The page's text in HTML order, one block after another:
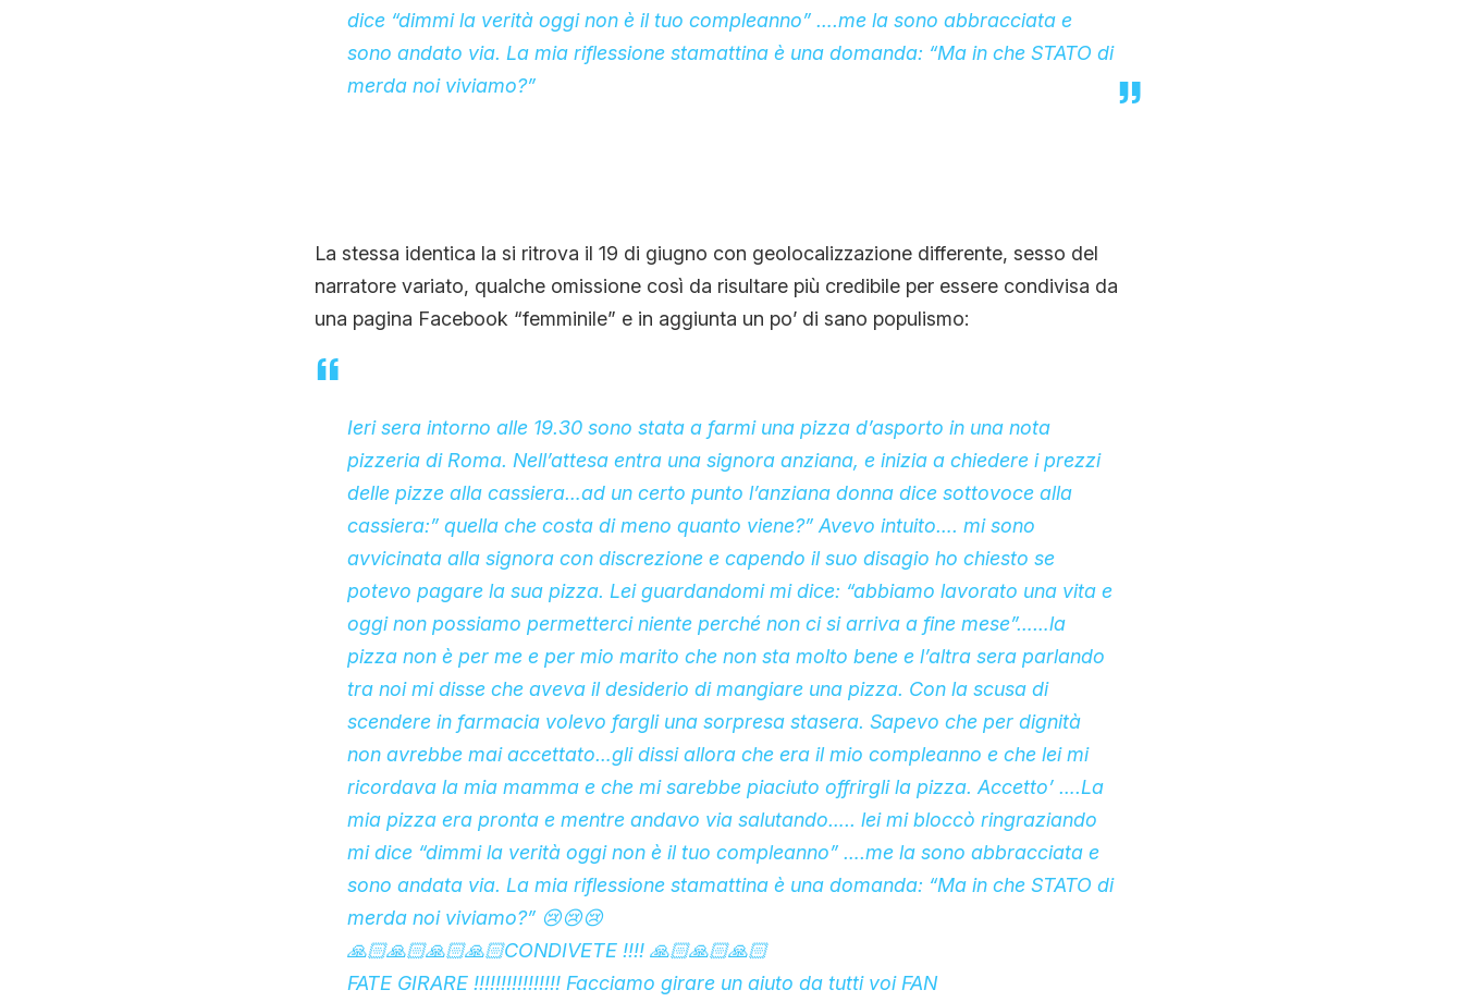
dice “dimmi la verità oggi non è il tuo compleanno” ….me la sono abbracciata e
sono andato via. La mia riflessione stamattina è una domanda: “Ma in che STATO di
merda noi viviamo?”
La stessa identica la si ritrova il 19 di giugno con geolocalizzazione differente, sesso del
narratore variato, qualche omissione così da risultare più credibile per essere condivisa da
una pagina Facebook “femminile” e in aggiunta un po’ di sano populismo:
Ieri sera intorno alle 19.30 sono stata a farmi una pizza d’asporto in una nota
pizzeria di Roma. Nell’attesa entra una signora anziana, e inizia a chiedere i prezzi
delle pizze alla cassiera…ad un certo punto l’anziana donna dice sottovoce alla
cassiera:” quella che costa di meno quanto viene?” Avevo intuito…. mi sono
avvicinata alla signora con discrezione e capendo il suo disagio ho chiesto se
potevo pagare la sua pizza. Lei guardandomi mi dice: “abbiamo lavorato una vita e
oggi non possiamo permetterci niente perché non ci si arriva a fine mese”……la
pizza non è per me e per mio marito che non sta molto bene e l’altra sera parlando
tra noi mi disse che aveva il desiderio di mangiare una pizza. Con la scusa di
scendere in farmacia volevo fargli una sorpresa stasera. Sapevo che per dignità
non avrebbe mai accettato…gli dissi allora che era il mio compleanno e che lei mi
ricordava la mia mamma e che mi sarebbe piaciuto offrirgli la pizza. Accetto’ ….La
mia pizza era pronta e mentre andavo via salutando….. lei mi bloccò ringraziando
mi dice “dimmi la verità oggi non è il tuo compleanno” ….me la sono abbracciata e
sono andata via. La mia riflessione stamattina è una domanda: “Ma in che STATO di
merda noi viviamo?” 😢😢😢
🙏🏻🙏🏻🙏🏻🙏🏻CONDIVETE !!!! 🙏🏻🙏🏻🙏🏻
FATE GIRARE !!!!!!!!!!!!!!!! Facciamo girare un aiuto da tutti voi FAN